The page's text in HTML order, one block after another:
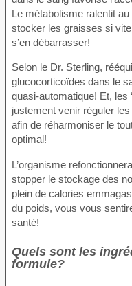
Le métabolisme ralentit
stocker les graisses si
s’en débarrasser!
Selon le Dr. Sterling,
glucocorticoïdes dans le
quasi-automatique! Et, les
justement venir réguler
afin de réharmoniser le
optimal!
L’organisme
stopper le stockage des
plein de calories
du poids, vous vous
santé!
Quels sont les
formule?